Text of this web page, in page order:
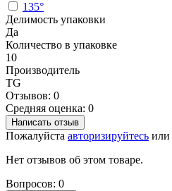
135°
Делимость упаковки
Да
Количество в упаковке
10
Производитель
TG
Отзывов: 0
Средняя оценка: 0
Написать отзыв
Пожалуйста авторизируйтесь или
Нет отзывов об этом товаре.
Вопросов: 0